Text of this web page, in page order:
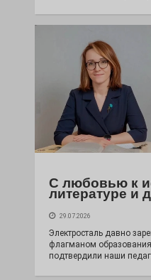
С любовью к
литературе и
29.07.2026
Электросталь давно
флагманом
подтвердили наши